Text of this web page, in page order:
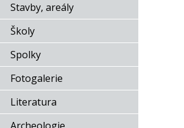
Stavby, areály
Školy
Spolky
Fotogalerie
Literatura